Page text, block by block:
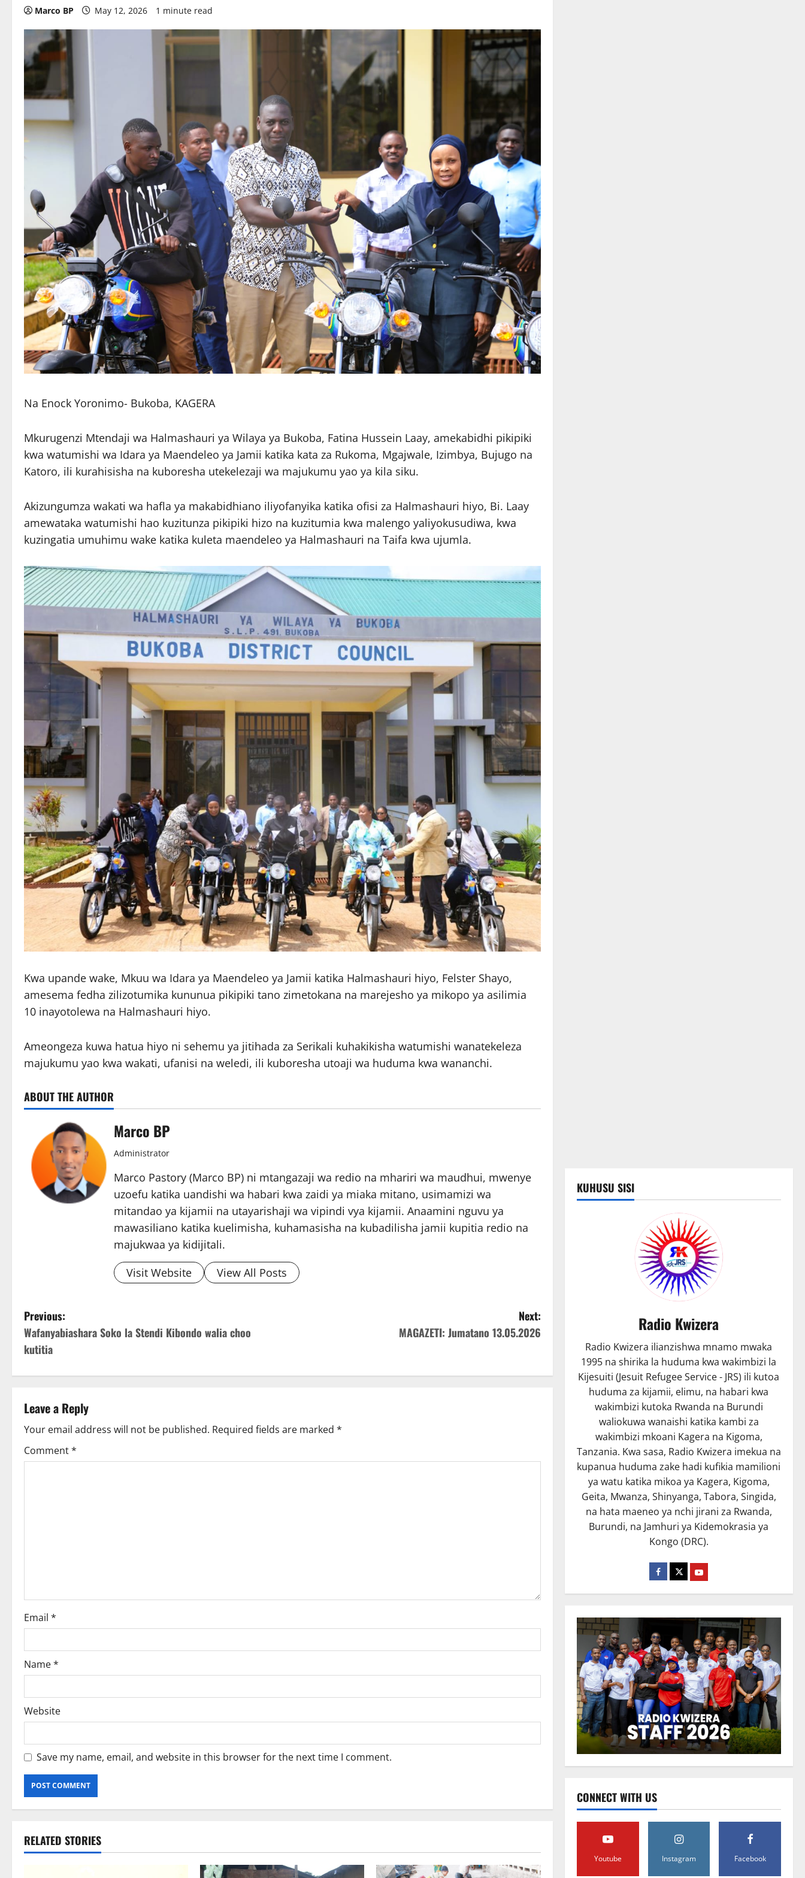
Marco BP May 12, 2026 1 minute read
Na Enock Yoronimo- Bukoba, KAGERA
Mkurugenzi Mtendaji wa Halmashauri ya Wilaya ya Bukoba, Fatina Hussein Laay, amekabidhi pikipiki
kwa watumishi wa Idara ya Maendeleo ya Jamii katika kata za Rukoma, Mgajwale, Izimbya, Bujugo na
Katoro, ili kurahisisha na kuboresha utekelezaji wa majukumu yao ya kila siku.
Akizungumza wakati wa hafla ya makabidhiano iliyofanyika katika ofisi za Halmashauri hiyo, Bi. Laay
amewataka watumishi hao kuzitunza pikipiki hizo na kuzitumia kwa malengo yaliyokusudiwa, kwa
kuzingatia umuhimu wake katika kuleta maendeleo ya Halmashauri na Taifa kwa ujumla.
Kwa upande wake, Mkuu wa Idara ya Maendeleo ya Jamii katika Halmashauri hiyo, Felster Shayo,
amesema fedha zilizotumika kununua pikipiki tano zimetokana na marejesho ya mikopo ya asilimia
10 inayotolewa na Halmashauri hiyo.
Ameongeza kuwa hatua hiyo ni sehemu ya jitihada za Serikali kuhakikisha watumishi wanatekeleza
majukumu yao kwa wakati, ufanisi na weledi, ili kuboresha utoaji wa huduma kwa wananchi.
ABOUT THE AUTHOR
Marco BP
Administrator
Marco Pastory (Marco BP) ni mtangazaji wa redio na mhariri wa maudhui, mwenye
uzoefu katika uandishi wa habari kwa zaidi ya miaka mitano, usimamizi wa
mitandao ya kijamii na utayarishaji wa vipindi vya kijamii. Anaamini nguvu ya
mawasiliano katika kuelimisha, kuhamasisha na kubadilisha jamii kupitia redio na
majukwaa ya kidijitali.
Visit Website
View All Posts
P
o
s
n
a
v
i
o
n
Previous:
Wafanyabiashara Soko la Stendi Kibondo walia choo
kutitia
Next:
MAGAZETI: Jumatano 13.05.2026
Leave a Reply
Your email address will not be published. Required fields are marked *
Comment*
Email *
Name*
Website
Save my name, email, and website in this browser for the next time I comment.
RELATED STORIES
KUHUSU SISI
Radio Kwizera
Radio Kwizera ilianzishwa mnamo mwaka
1995 na shirika la huduma kwa wakimbizi la
Kijesuiti (Jesuit Refugee Service - JRS) ili kutoa
huduma za kijamii, elimu, na habari kwa
wakimbizi kutoka Rwanda na Burundi
waliokuwa wanaishi katika kambi za
wakimbizi mkoani Kagera na Kigoma,
Tanzania. Kwa sasa, Radio Kwizera imekua na
kupanua huduma zake hadi kufikia mamilioni
ya watu katika mikoa ya Kagera, Kigoma,
Geita, Mwanza, Shinyanga, Tabora, Singida,
na hata maeneo ya nchi jirani za Rwanda,
Burundi, na Jamhuri ya Kidemokrasia ya
Kongo (DRC).
CONNECT WITH US
Youtube Instagram Facebook